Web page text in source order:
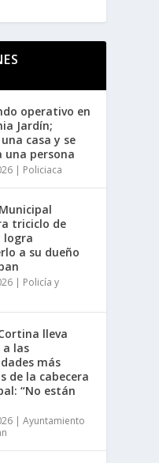
operativo en
Jardín;
casa y se
una persona
| Policiaca
triciclo de
logra
a su dueño
| Policía y
lleva
a las
más
de la cabecera
“No están
| Ayuntamiento